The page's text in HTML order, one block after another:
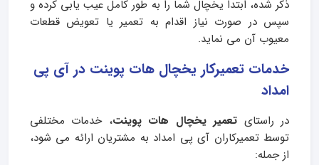
ذکر شده، ابتدا یخچال شما را به طور کامل عیب‌ یابی کرده و
سپس در صورت نیاز اقدام به تعمیر یا تعویض قطعات
معیوب آن می‌ نماید.
خدمات تعمیرکار یخچال هات پوینت در آی پی
امداد
در راستای تعمیر یخچال هات پوینت، خدمات مختلفی
توسط تعمیرکاران آی پی امداد به مشتریان ارائه می‌ شود،
از جمله: